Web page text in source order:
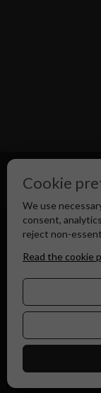
Cookie
We use
consent,
reject non-
Read the cookie
Canapa